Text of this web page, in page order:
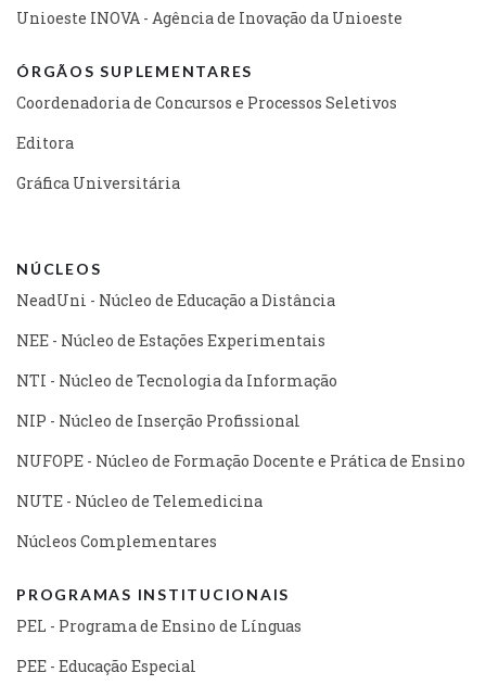
Unioeste INOVA - Agência de Inovação da Unioeste
ÓRGÃOS SUPLEMENTARES
Coordenadoria de Concursos e Processos Seletivos
Editora
Gráfica Universitária
NÚCLEOS
NeadUni - Núcleo de Educação a Distância
NEE - Núcleo de Estações Experimentais
NTI - Núcleo de Tecnologia da Informação
NIP - Núcleo de Inserção Profissional
NUFOPE - Núcleo de Formação Docente e Prática de Ensino
NUTE - Núcleo de Telemedicina
Núcleos Complementares
PROGRAMAS INSTITUCIONAIS
PEL - Programa de Ensino de Línguas
PEE - Educação Especial